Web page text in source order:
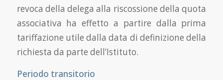
revoca della delega alla riscossione della quota
associativa ha effetto a partire dalla prima
tariffazione utile dalla data di definizione della
richiesta da parte dell’Istituto.
Periodo transitorio